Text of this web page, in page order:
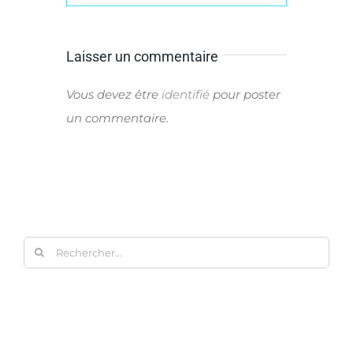
Laisser un commentaire
Vous devez être identifié pour poster
un commentaire.
Rechercher: